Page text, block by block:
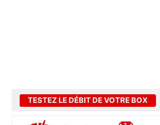
TESTEZ LE DÉBIT DE VOTRE BOX